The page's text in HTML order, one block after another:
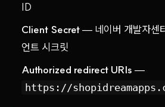
ID
Client Secret— 네이버 개발자센
언트 시크릿
Authorized redirect URIs —
https://